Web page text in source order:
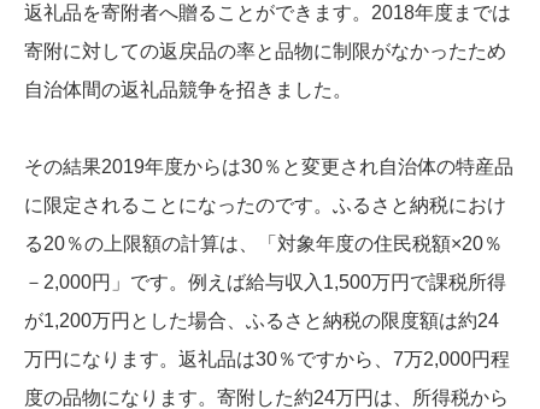
返礼品を寄附者へ贈ることができます。2018年度までは
寄附に対しての返戻品の率と品物に制限がなかったため
自治体間の返礼品競争を招きました。
その結果2019年度からは30％と変更され自治体の特産品
に限定されることになったのです。ふるさと納税におけ
る20％の上限額の計算は、「対象年度の住民税額×20％
－2,000円」です。例えば給与収入1,500万円で課税所得
が1,200万円とした場合、ふるさと納税の限度額は約24
万円になります。返礼品は30％ですから、7万2,000円程
度の品物になります。寄附した約24万円は、所得税から